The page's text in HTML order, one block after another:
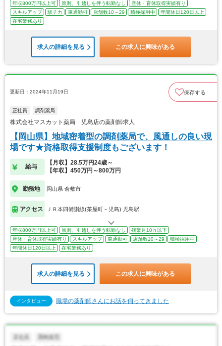
年収800万円以上可 原則、引越しを伴う転勤なし
産休・育休取得実績有り
スキルアップ
駅チカ 車通勤可 店舗数10～29 積極採用中
年間休日120日以上
在宅業務あり
求人の詳細を見る この求人に興味がある
更新日：2024年11月19日 保存する
正社員 調剤薬局
株式会社マスカット薬局 児島店の薬剤師求人
【岡山県】地域密着型の調剤薬局で、風通しの良い現
場です★資格取得支援制度もございます！
給与
【月収】28.5万円24歳～
【年収】450万円～800万円
勤務地 岡山県 倉敷市
アクセス ＪＲ本四備讃線(茶屋町－児島) 児島駅
年収800万円以上可 原則、引越しを伴う転勤なし
残業月10ｈ以下
産休・育休取得実績有り
スキルアップ 車通勤可 店舗数10～29
積極採用中
年間休日120日以上
在宅業務あり
求人の詳細を見る この求人に興味がある
インタビュー 職場の薬剤師さんにお話を伺ってきました